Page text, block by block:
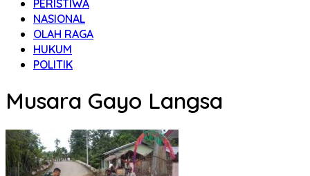
PERISTIWA
NASIONAL
OLAH RAGA
HUKUM
POLITIK
Musara Gayo Langsa